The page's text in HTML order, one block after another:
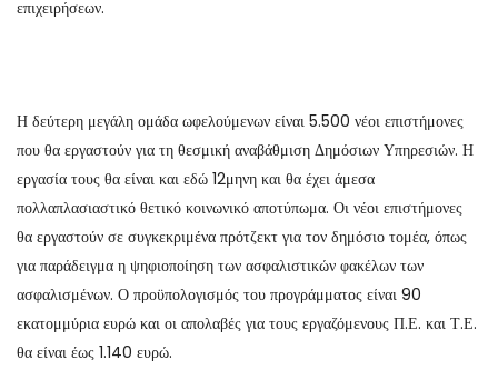
επιχειρήσεων.
Η δεύτερη μεγάλη ομάδα ωφελούμενων είναι 5.500 νέοι επιστήμονες
που θα εργαστούν για τη θεσμική αναβάθμιση Δημόσιων Υπηρεσιών. Η
εργασία τους θα είναι και εδώ 12μηνη και θα έχει άμεσα
πολλαπλασιαστικό θετικό κοινωνικό αποτύπωμα. Οι νέοι επιστήμονες
θα εργαστούν σε συγκεκριμένα πρότζεκτ για τον δημόσιο τομέα, όπως
για παράδειγμα η ψηφιοποίηση των ασφαλιστικών φακέλων των
ασφαλισμένων. Ο προϋπολογισμός του προγράμματος είναι 90
εκατομμύρια ευρώ και οι απολαβές για τους εργαζόμενους Π.Ε. και Τ.Ε.
θα είναι έως 1.140 ευρώ.